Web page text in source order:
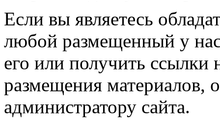
Если вы являетесь
любой размещенный у
его или получить ссылки
размещения материалов,
администратору сайта.